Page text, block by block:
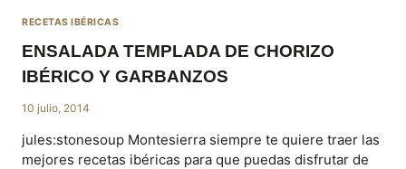
CHORIZO
Y
QUÉ
RECETAS IBÉRICAS
ENSALADA TEMPLADA DE CHORIZO
IBÉRICO Y GARBANZOS
10 julio, 2014
jules:stonesoup Montesierra siempre te quiere traer las
mejores recetas ibéricas para que puedas disfrutar de